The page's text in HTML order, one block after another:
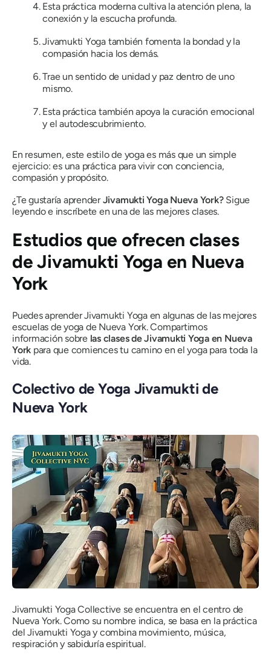
Esta práctica moderna cultiva la atención plena, la
conexión y la escucha profunda.
Jivamukti Yoga también fomenta la bondad y la
compasión hacia los demás.
Trae un sentido de unidad y paz dentro de uno
mismo.
Esta práctica también apoya la curación emocional
y el autodescubrimiento.
En resumen, este estilo de yoga es más que un simple
ejercicio: es una práctica para vivir con conciencia,
compasión y propósito.
¿Te gustaría aprenderJivamukti Yoga Nueva York? Sigue
leyendo e inscríbete en una de las mejores clases.
Estudios que ofrecen clases
de Jivamukti Yoga en Nueva
York
Puedes aprender Jivamukti Yoga en algunas de las mejores
escuelas de yoga de Nueva York. Compartimos
información sobre las clases de Jivamukti Yoga en Nueva
York para que comiences tu camino en el yoga para toda la
vida.
Colectivo de Yoga Jivamukti de
Nueva York
Jivamukti Yoga Collective se encuentra en el centro de
Nueva York. Como su nombre indica, se basa en la práctica
del Jivamukti Yoga y combina movimiento, música,
respiración y sabiduría espiritual.